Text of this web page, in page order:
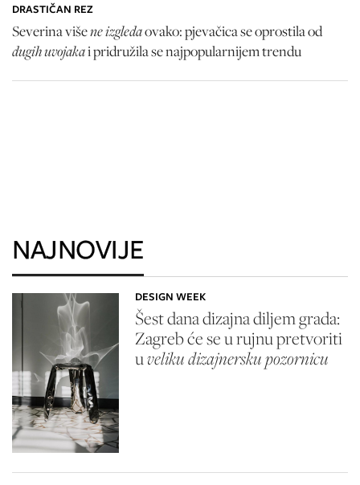
DRASTIČAN REZ
Severina višene izgledaovako: pjevačica se oprostila od
dugih uvojakai pridružila se najpopularnijem trendu
NAJNOVIJE
DESIGN WEEK
Šest dana dizajna diljem grada:
Zagreb će se u rujnu pretvoriti
uveliku dizajnersku pozornicu